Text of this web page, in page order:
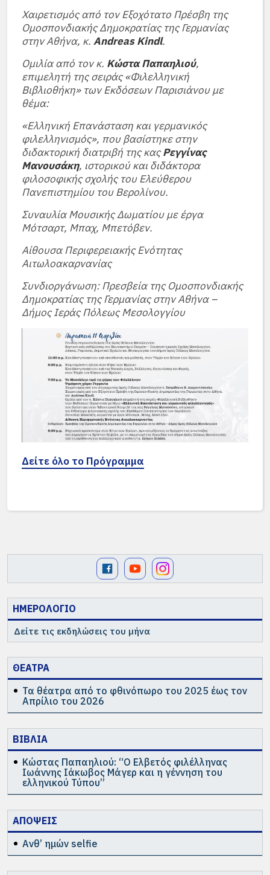
ΗΜΕΡΟΛΟΓΙΟ
Δείτε τις εκδηλώσεις του μήνα
ΘΕΑΤΡΑ
Τα θέατρα από το φθινόπωρο του 2025 έως τον
Απρίλιο του 2026
ΒΙΒΛΙΑ
Κώστας Παπαηλιού: “Ο Ελβετός φιλέλληνας
Ιωάννης Ιάκωβος Μάγερ και η γέννηση του
ελληνικού Τύπου”
ΑΠΟΨΕΙΣ
Ανθ’ ημών selfie
Χαιρετισμός από τον Εξοχότατο Πρέσβη της
Ομοσπονδιακής Δημοκρατίας της Γερμανίας
στην Αθήνα, κ. Andreas Kindl.
Ομιλία από τον κ. Κώστα Παπαηλιού,
επιμελητή της σειράς «Φιλελληνική
Βιβλιοθήκη» των Εκδόσεων Παρισιάνου με
θέμα:
«Ελληνική Επανάσταση και γερμανικός
φιλελληνισμός», που βασίστηκε στην
διδακτορική διατριβή της καςΡεγγίνας
Μανουσάκη, ιστορικού και διδάκτορα
φιλοσοφικής σχολής του Ελεύθερου
Πανεπιστημίου του Βερολίνου.
Συναυλία Μουσικής Δωματίου με έργα
Μότσαρτ, Μπαχ, Μπετόβεν.
Αίθουσα Περιφερειακής Ενότητας
Αιτωλοακαρνανίας
Συνδιοργάνωση: Πρεσβεία της Ομοσπονδιακής
Δημοκρατίας της Γερμανίας στην Αθήνα –
Δήμος Ιεράς Πόλεως Μεσολογγίου
Δείτε όλο το Πρόγραμμα